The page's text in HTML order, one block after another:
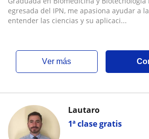
egresada del IPN, me apasiona ayudar a
entender las ciencias y su aplicaci...
ver más
1ª clase gratis
Lautaro